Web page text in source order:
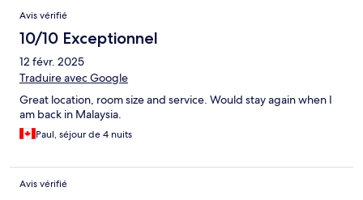
Avis vérifié
10/10 Exceptionnel
12 févr. 2025
Traduire avec Google
Great location, room size and service. Would stay again when I
am back in Malaysia.
Paul, séjour de 4 nuits
Avis vérifié